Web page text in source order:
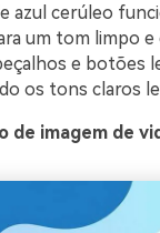
azul cerúleo
um tom limpo
e botões
os tons claros
de imagem de